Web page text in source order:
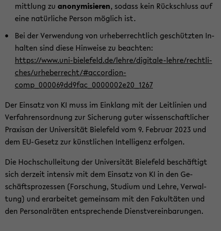
mitt­lung zu an­ony­mi­sie­ren, so­dass kein Rück­schluss auf
eine na­tür­li­che Per­son mög­lich ist.
Bei der Ver­wen­dung von ur­he­ber­recht­lich ge­schütz­ten In­
hal­ten sind diese Hin­wei­se zu be­ach­ten:
https://www.uni-​bielefeld.de/lehre/digitale-​lehre/recht­li­
ches/ur­he­ber­recht/#accordion-​
comp_000069dd9fac_0000002e20_1267
Der Ein­satz von KI muss im Ein­klang mit der Leit­li­ni­en und
Ver­fah­rens­ord­nung zur Si­che­rung guter wis­sen­schaft­li­cher
Pra­xisan der Uni­ver­si­tät Bie­le­feld vom 9. Fe­bru­ar 2023 und
dem EU-​Gesetz zur künst­li­chen In­tel­li­genz er­fol­gen.
Die Hoch­schul­lei­tung der Uni­ver­si­tät Bie­le­feld be­schäf­tigt
sich der­zeit in­ten­siv mit dem Ein­satz von KI in den Ge­
schäfts­pro­zes­sen (For­schung, Stu­di­um und Lehre, Ver­wal­
tung) und er­ar­bei­tet ge­mein­sam mit den Fa­kul­tä­ten und
den Per­so­nal­rä­ten ent­spre­chen­de Dienst­ver­ein­ba­run­gen.